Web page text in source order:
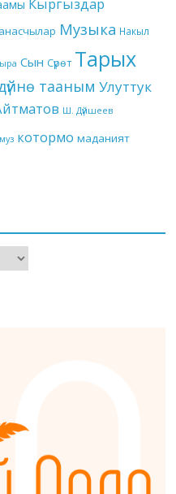
Кыргыздар
Музыка Накыл
Сын Сүрөт Тарых
тааным Улуттук
Ш. Дүйшеев
котормо маданият